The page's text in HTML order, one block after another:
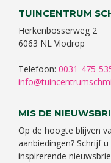
TUINCENTRUM
Herkenbosserweg 2
6063 NL Vlodrop
Telefoon: 0031-475-
MIS DE
Op de hoogte blijven
aanbiedingen? Schrijf
inspirerende